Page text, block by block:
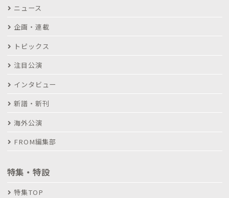
ニュース
企画・連載
トピックス
注目公演
インタビュー
新譜・新刊
海外公演
FROM編集部
特集・特設
特集TOP